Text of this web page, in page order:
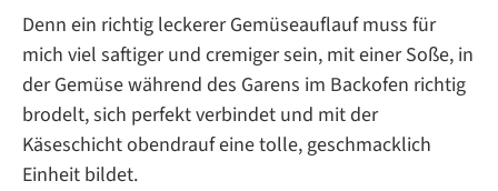
Denn ein richtig leckerer Gemüseauflauf muss für
mich viel saftiger und cremiger sein, mit einer Soße, in
der Gemüse während des Garens im Backofen richtig
brodelt, sich perfekt verbindet und mit der
Käseschicht obendrauf eine tolle, geschmacklich
Einheit bildet.